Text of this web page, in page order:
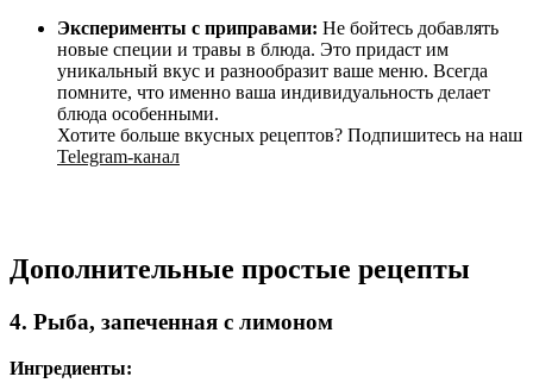
Эксперименты с приправами: Не бойтесь добавлять
новые специи и травы в блюда. Это придаст им
уникальный вкус и разнообразит ваше меню. Всегда
помните, что именно ваша индивидуальность делает
блюда особенными.
Хотите больше вкусных рецептов? Подпишитесь на наш
Telegram-канал
Дополнительные простые рецепты
4. Рыба, запеченная с лимоном
Ингредиенты: